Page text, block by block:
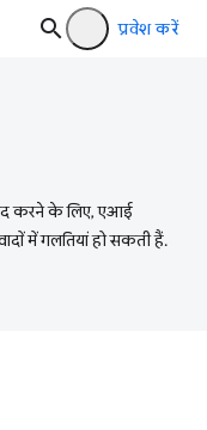
प्रवेश करें
करने के लिए, एआई
में गलतियां हो सकती हैं.